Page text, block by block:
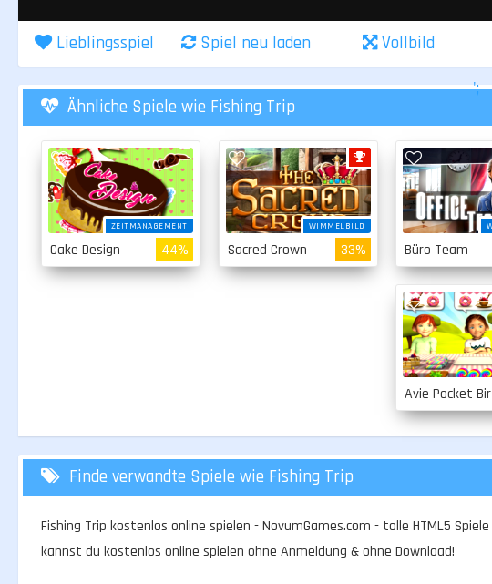
Lieblingsspiel Spiel neu laden Vollbild
';
Ähnliche Spiele wie Fishing Trip
ZEITMANAGEMENT
Cake Design 44%
WIMMELBILD
Sacred Crown 33% Büro Team
Finde verwandte Spiele wie Fishing Trip
Fishing Trip kostenlos online spielen - NovumGames.com - tolle HTML5
kannst du kostenlos online spielen ohne Anmeldung & ohne Download!